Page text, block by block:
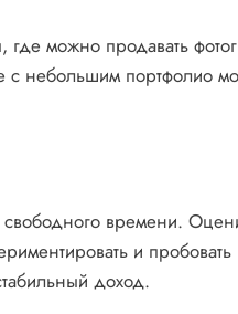
можно продавать
небольшим портфолио
свободного времени.
и
доход.